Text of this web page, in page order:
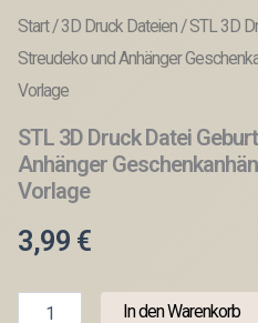
Start/3D Druck Dateien/ STL 3D
Streudeko und Anhänger
Vorlage
STL 3D Druck Datei
Anhänger
Vorlage
3,99 €
In den Warenkorb